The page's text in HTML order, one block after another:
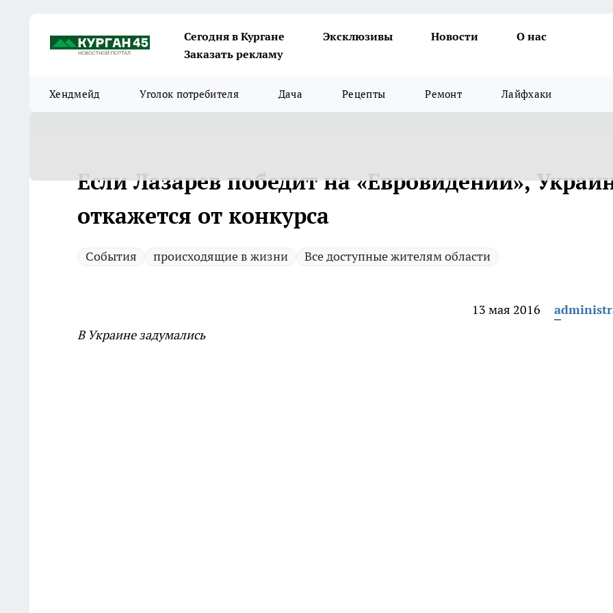
Сегодня в Кургане Эксклюзивы Новости
О нас
Заказать рекламу
Хендмейд Уголок потребителя Дача Рецепты Ремонт Лайфхаки
Если Лазарев победит на «Евровидении»,
откажется от конкурса
Cобытия происходящие в жизни Все доступные жителям области
13 мая 2016
В Украине задумались